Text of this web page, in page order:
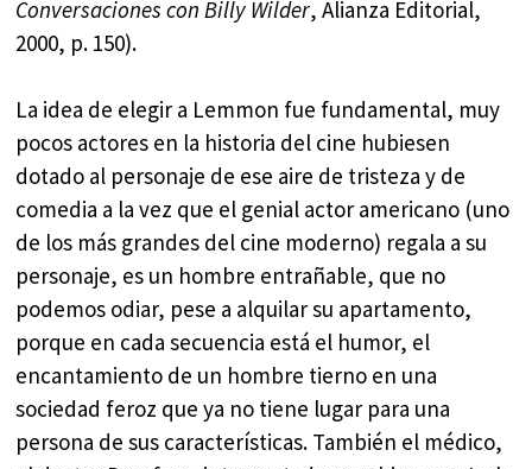
Conversaciones con Billy Wilder, Alianza Editorial,
2000, p. 150).
La idea de elegir a Lemmon fue fundamental, muy
pocos actores en la historia del cine hubiesen
dotado al personaje de ese aire de tristeza y de
comedia a la vez que el genial actor americano (uno
de los más grandes del cine moderno) regala a su
personaje, es un hombre entrañable, que no
podemos odiar, pese a alquilar su apartamento,
porque en cada secuencia está el humor, el
encantamiento de un hombre tierno en una
sociedad feroz que ya no tiene lugar para una
persona de sus características. También el médico,